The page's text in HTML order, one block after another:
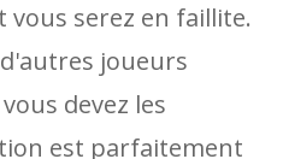
serez en faillite.
joueurs
devez les
est parfaitement